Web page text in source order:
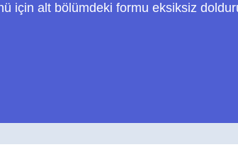
için alt bölümdeki formu eksiksiz